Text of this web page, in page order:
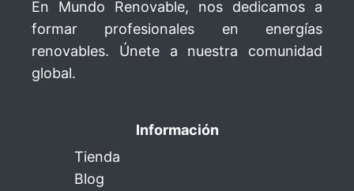
En Mundo Renovable, nos dedicamos a
formar profesionales en energías
renovables. Únete a nuestra comunidad
global.
Información
Tienda
Blog